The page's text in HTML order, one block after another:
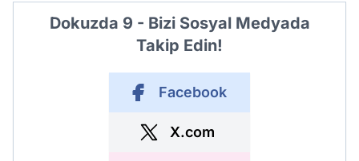
Dokuzda 9 - Bizi Sosyal Medyada
Takip Edin!
Facebook
X.com